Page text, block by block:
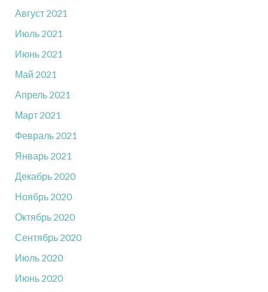
Август 2021
Июль 2021
Июнь 2021
Май 2021
Апрель 2021
Март 2021
Февраль 2021
Январь 2021
Декабрь 2020
Ноябрь 2020
Октябрь 2020
Сентябрь 2020
Июль 2020
Июнь 2020